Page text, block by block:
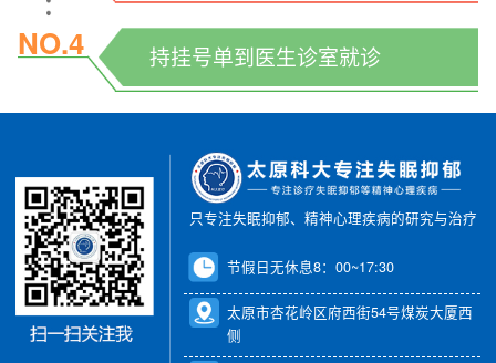
NO.4 持挂号单到医生诊室就诊
只专注失眠抑郁、精神心理疾病的研究与治疗
节假日无休息8：00~17:30
太原市杏花岭区府西街54号煤炭大厦西
侧